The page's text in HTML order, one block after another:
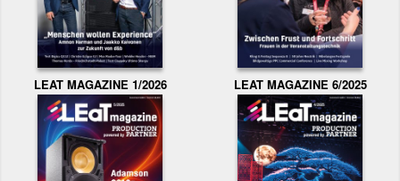
LEAT MAGAZINE 1/2026 LEAT MAGAZINE 6/2025